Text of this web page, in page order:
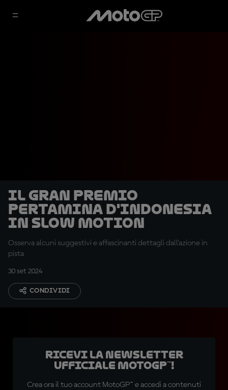
Il Gran Premio
Pertamina d'Indonesia
in slow motion
Osserva alcuni suggestivi e affascinanti dettagli dall'azione in
pista
30 set 2024
CONDIVIDI
Ricevi la newsletter
ufficiale MotoGP™!
Crea ora il tuo account MotoGP™ e accedi a contenuti